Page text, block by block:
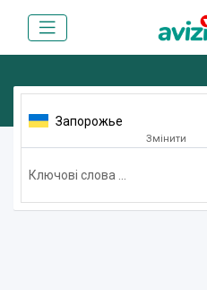
Запорожье
Змінити